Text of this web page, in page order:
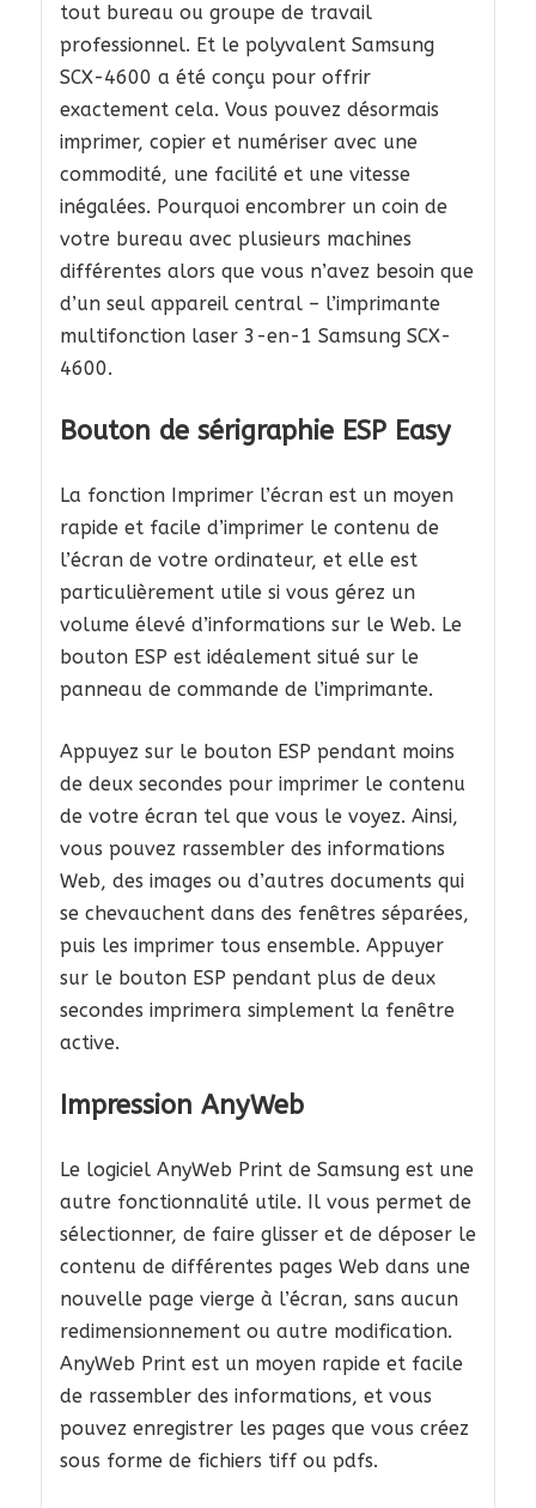
tout bureau ou groupe de travail
professionnel. Et le polyvalent Samsung
SCX-4600 a été conçu pour offrir
exactement cela. Vous pouvez désormais
imprimer, copier et numériser avec une
commodité, une facilité et une vitesse
inégalées. Pourquoi encombrer un coin de
votre bureau avec plusieurs machines
différentes alors que vous n’avez besoin que
d’un seul appareil central – l’imprimante
multifonction laser 3-en-1 Samsung SCX-
4600.
Bouton de sérigraphie ESP Easy
La fonction Imprimer l’écran est un moyen
rapide et facile d’imprimer le contenu de
l’écran de votre ordinateur, et elle est
particulièrement utile si vous gérez un
volume élevé d’informations sur le Web. Le
bouton ESP est idéalement situé sur le
panneau de commande de l’imprimante.
Appuyez sur le bouton ESP pendant moins
de deux secondes pour imprimer le contenu
de votre écran tel que vous le voyez. Ainsi,
vous pouvez rassembler des informations
Web, des images ou d’autres documents qui
se chevauchent dans des fenêtres séparées,
puis les imprimer tous ensemble. Appuyer
sur le bouton ESP pendant plus de deux
secondes imprimera simplement la fenêtre
active.
Impression AnyWeb
Le logiciel AnyWeb Print de Samsung est une
autre fonctionnalité utile. Il vous permet de
sélectionner, de faire glisser et de déposer le
contenu de différentes pages Web dans une
nouvelle page vierge à l’écran, sans aucun
redimensionnement ou autre modification.
AnyWeb Print est un moyen rapide et facile
de rassembler des informations, et vous
pouvez enregistrer les pages que vous créez
sous forme de fichiers tiff ou pdfs.